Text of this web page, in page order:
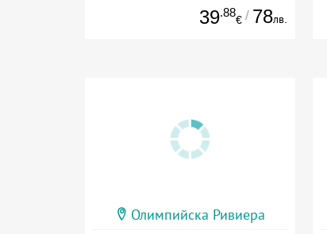
Дата: 22.09 - 31.10 + полупансион
39.88
€ / 78лв.
Олимпийска Ривиера